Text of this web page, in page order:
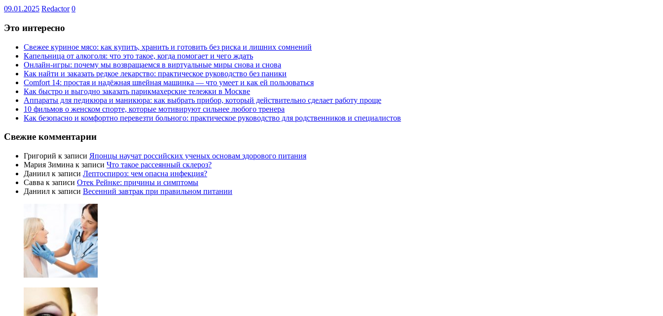
09.01.2025 Redactor 0
Это интересно
Свежее куриное мясо: как купить, хранить и готовить без риска и лишних сомнений
Капельница от алкоголя: что это такое, когда помогает и чего ждать
Онлайн-игры: почему мы возвращаемся в виртуальные миры снова и снова
Как найти и заказать редкое лекарство: практическое руководство без паники
Comfort 14: простая и надёжная швейная машинка — что умеет и как ей пользоваться
Как быстро и выгодно заказать парикмахерские тележки в Москве
Аппараты для педикюра и маникюра: как выбрать прибор, который действительно сделает работу проще
10 фильмов о женском спорте, которые мотивируют сильнее любого тренера
Как безопасно и комфортно перевезти больного: практическое руководство для родственников и специалистов
Свежие комментарии
Григорий к записи Японцы научат российских ученых основам здорового питания
Мария Зимина к записи Что такое рассеянный склероз?
Даниил к записи Лептоспироз: чем опасна инфекция?
Савва к записи Отек Рейнке: причины и симптомы
Даниил к записи Весенний завтрак при правильном питании